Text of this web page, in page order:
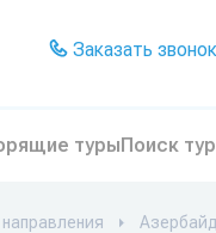
Заказать звонок
турыПоиск